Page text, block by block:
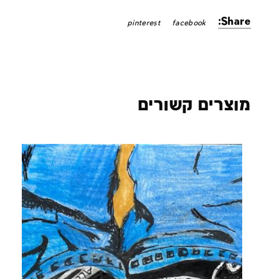
Share:
facebook
pinterest
מוצרים קשורים